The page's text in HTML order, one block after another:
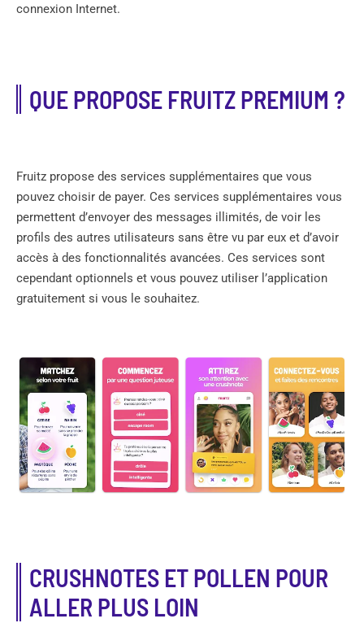
connexion Internet.
QUE PROPOSE FRUITZ PREMIUM ?
Fruitz propose des services supplémentaires que vous
pouvez choisir de payer. Ces services supplémentaires vous
permettent d’envoyer des messages illimités, de voir les
profils des autres utilisateurs sans être vu par eux et d’avoir
accès à des fonctionnalités avancées. Ces services sont
cependant optionnels et vous pouvez utiliser l’application
gratuitement si vous le souhaitez.
CRUSHNOTES ET POLLEN POUR
ALLER PLUS LOIN